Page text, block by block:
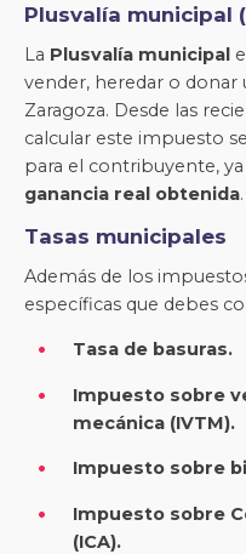
Plusvalía municipal
La Plusvalía municipal
vender, heredar o
Zaragoza. Desde las
calcular este impuesto
para el contribuyente, ya
ganancia real obtenida.
Tasas municipales
Además de los
específicas que debes
Tasa de basuras.
Impuesto sobre
mecánica (IVTM).
Impuesto sobre
Impuesto sobre
(ICA).